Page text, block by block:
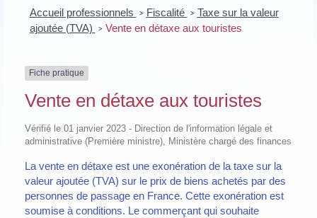
Accueil professionnels > Fiscalité > Taxe sur la valeur
ajoutée (TVA)
> Vente en détaxe aux touristes
Fiche pratique
Vente en détaxe aux touristes
Vérifié le 01 janvier 2023 - Direction de l'information légale et
administrative (Première ministre), Ministère chargé des finances
La vente en détaxe est une exonération de la taxe sur la
valeur ajoutée (TVA) sur le prix de biens achetés par des
personnes de passage en France. Cette exonération est
soumise à conditions. Le commerçant qui souhaite